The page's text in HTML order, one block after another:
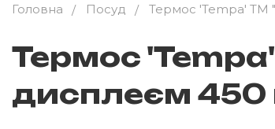
Головна Посуд Термос 'Tempa' ТМ
Термос
дисплеєм 450